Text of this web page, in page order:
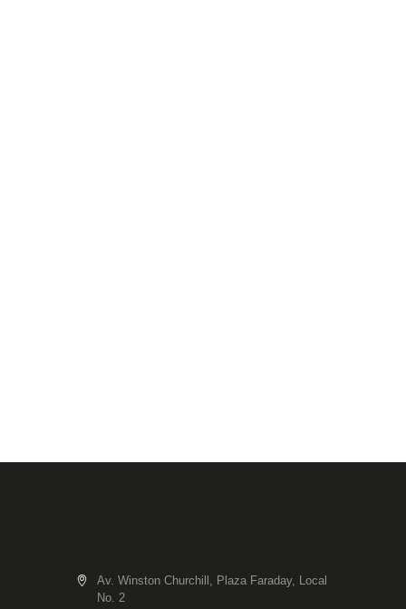
Av. Winston Churchill, Plaza Faraday, Local
No. 2